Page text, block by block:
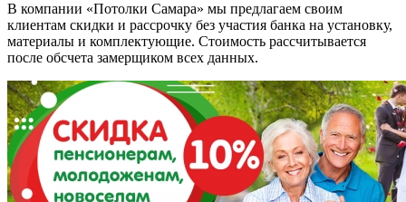
В компании «Потолки Самара» мы предлагаем своим
клиентам скидки и рассрочку без участия банка на установку,
материалы и комплектующие. Стоимость рассчитывается
после обсчета замерщиком всех данных.